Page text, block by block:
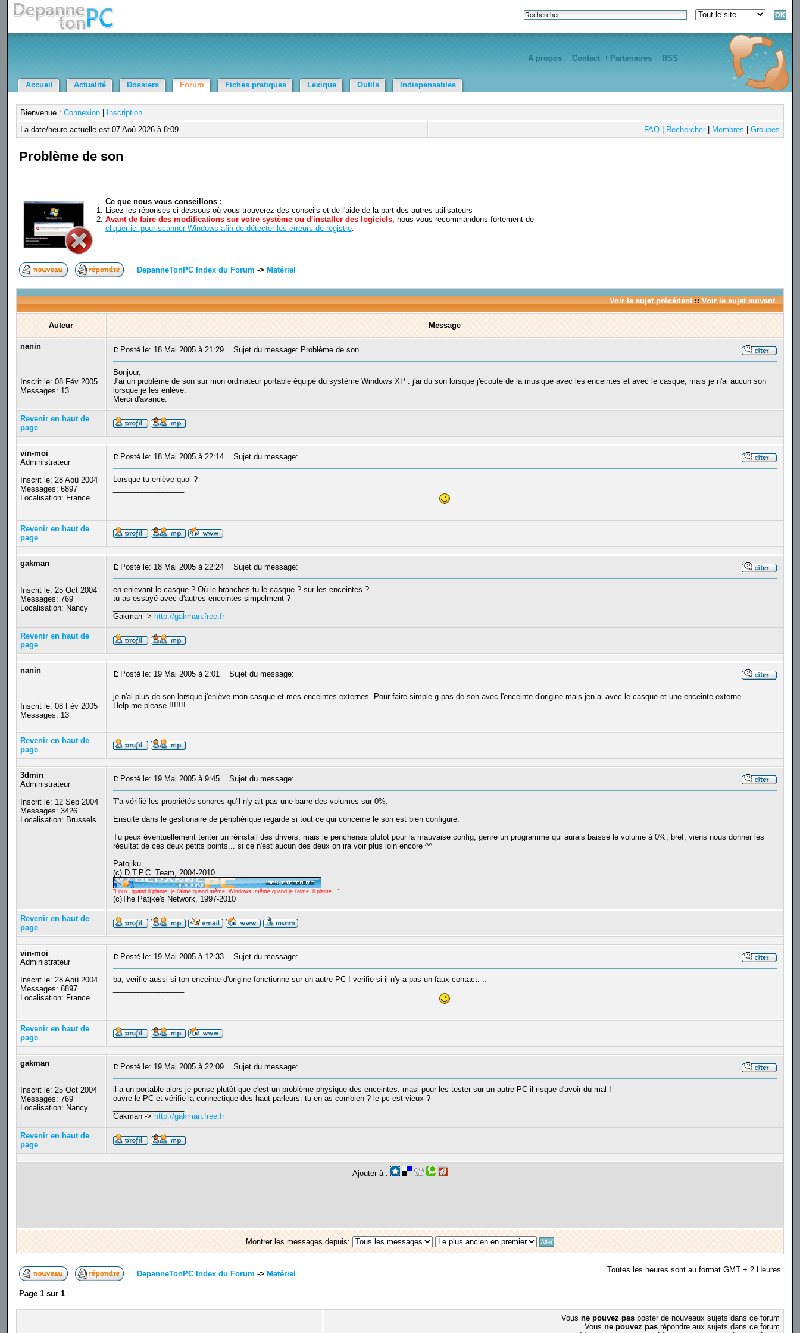
A propos Contact Partenaires RSS
Accueil Actualité Dossiers Forum Fiches pratiques Lexique Outils Indispensables
Bienvenue : Connexion|
Inscription
La date/heure actuelle est 07 Aoû 2026 à 8:09
FAQ| Rechercher| Membres Groupes
Problème de son
Ce que nous vous conseillons :
Lisez les réponses ci-dessous où vous trouverez des conseils et de l'aide de la part des autres utilisateurs
Avant de faire des modifications sur votre système ou d'installer des logiciels, nous vous recommandons fortement de
cliquer ici pour scanner Windows afin de détecter les erreurs de registre.
DepanneTonPC Index du Forum -> Matériel
Voir le sujet précédent:: Voir le sujet suivant
Auteur Message
nanin
Inscrit le: 08 Fév 2005
Messages: 13
Posté le: 18 Mai 2005 à 21:29 Sujet du message: Problème de son
Bonjour,
J'ai un problème de son sur mon ordinateur portable équipé du système Windows XP : j'ai du son lorsque j'écoute de la musique avec les enceintes et avec le casque, mais je n'ai aucun son
lorsque je les enlève.
Merci d'avance.
Revenir en haut de
page
vin-moi
Administrateur
Inscrit le: 28 Aoû 2004
Messages: 6897
Localisation: France
Posté le: 18 Mai 2005 à 22:14 Sujet du message:
Lorsque tu enlève quoi ?
Revenir en haut de
page
gakman
Inscrit le: 25 Oct 2004
Messages: 769
Localisation: Nancy
Posté le: 18 Mai 2005 à 22:24 Sujet du message:
en enlevant le casque ? Où le branches-tu le casque ? sur les enceintes ?
tu as essayé avec d'autres enceintes simpelment ?
Gakman -> http://gakman.free.fr
Revenir en haut de
page
nanin
Inscrit le: 08 Fév 2005
Messages: 13
Posté le: 19 Mai 2005 à 2:01 Sujet du message:
je n'ai plus de son lorsque j'enlève mon casque et mes enceintes externes. Pour faire simple g pas de son avec l'enceinte d'origine mais jen ai avec le casque et une enceinte externe.
Help me please !!!!!!!
Revenir en haut de
page
3dmin
Administrateur
Inscrit le: 12 Sep 2004
Messages: 3426
Localisation: Brussels
Posté le: 19 Mai 2005 à 9:45 Sujet du message:
T'a vérifié les propriétés sonores qu'il n'y ait pas une barre des volumes sur 0%.
Ensuite dans le gestionaire de périphérique regarde si tout ce qui concerne le son est bien configuré.
Tu peux éventuellement tenter un réinstall des drivers, mais je pencherais plutot pour la mauvaise config, genre un programme qui aurais baissé le volume à 0%, bref, viens nous donner les
résultat de ces deux petits points... si ce n'est aucun des deux on ira voir plus loin encore ^^
Patojiku
(c) D.T.P.C. Team, 2004-2010
"Linux, quand il plante, je l'aime quand même, Windows, même quand je l'aime, il plante..."
(c)The Patjke's Network, 1997-2010
Revenir en haut de
page
vin-moi
Administrateur
Inscrit le: 28 Aoû 2004
Messages: 6897
Localisation: France
Posté le: 19 Mai 2005 à 12:33 Sujet du message:
ba, verifie aussi si ton enceinte d'origine fonctionne sur un autre PC ! verifie si il n'y a pas un faux contact. ..
Revenir en haut de
page
gakman
Inscrit le: 25 Oct 2004
Messages: 769
Localisation: Nancy
Posté le: 19 Mai 2005 à 22:09 Sujet du message:
il a un portable alors je pense plutôt que c'est un problème physique des enceintes. masi pour les tester sur un autre PC il risque d'avoir du mal !
ouvre le PC et vérifie la connectique des haut-parleurs. tu en as combien ? le pc est vieux ?
Gakman -> http://gakman.free.fr
Revenir en haut de
page
Ajouter à :
Montrer les messages depuis:
DepanneTonPC Index du Forum -> Matériel Toutes les heures sont au format GMT + 2 Heures
Page 1sur 1
Vous ne pouvez pasposter de nouveaux sujets dans ce forum
Vous ne pouvez pasrépondre aux sujets dans ce forum